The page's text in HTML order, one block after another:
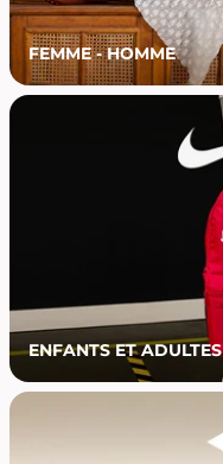
FEMME - HOMME
ENFANTS ET ADULTES